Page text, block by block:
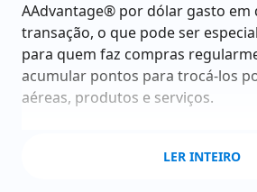
AAdvantage® por dólar gasto
transação, o que pode ser
para quem faz compras
acumular pontos para trocá-los
aéreas, produtos e serviços.
compras em moeda estrangeira,
LER INTEIRO